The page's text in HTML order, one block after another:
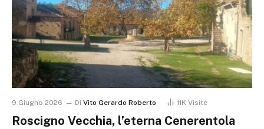
9 Giugno 2026 Di Vito Gerardo Roberto 11K Visite
Roscigno Vecchia, l’eterna Cenerentola